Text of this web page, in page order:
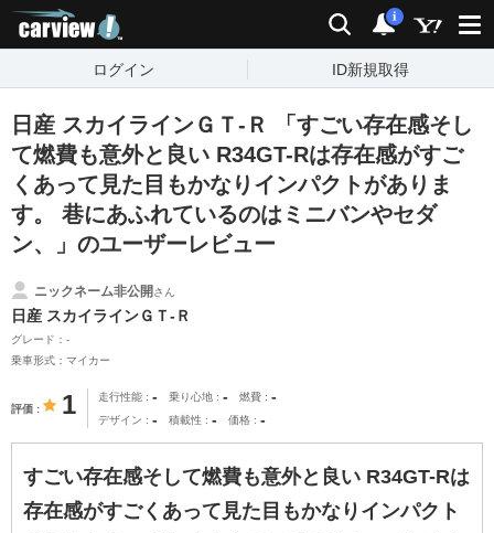
検索 通知
i
ログイン ID新規取得
日産 スカイラインＧＴ‐Ｒ 「すごい存在感そし
て燃費も意外と良い R34GT-Rは存在感がすご
くあって見た目もかなりインパクトがありま
す。 巷にあふれているのはミニバンやセダ
ン、」のユーザーレビュー
ニックネーム非公開さん
日産 スカイラインＧＴ‐Ｒ
グレード：-
乗車形式：マイカー
評価 1 走行性能 - 乗り心地 - 燃費 -
デザイン - 積載性 - 価格 -
すごい存在感そして燃費も意外と良い R34GT-Rは
存在感がすごくあって見た目もかなりインパクト